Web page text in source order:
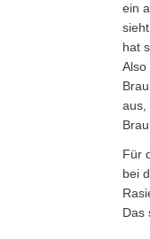
ein
hat
Also
aus,
Für
bei
Das